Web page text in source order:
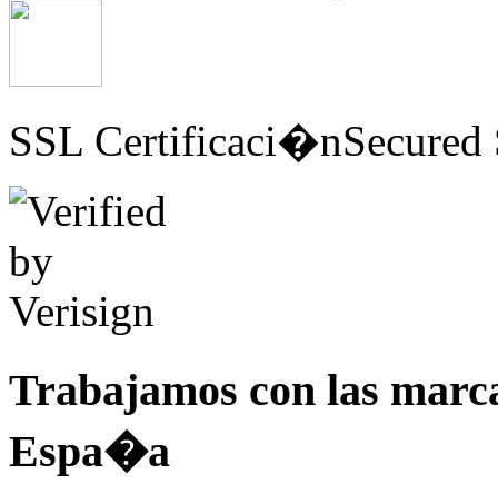
SSL Certificaci�n
Trabajamos con las
Espa�a